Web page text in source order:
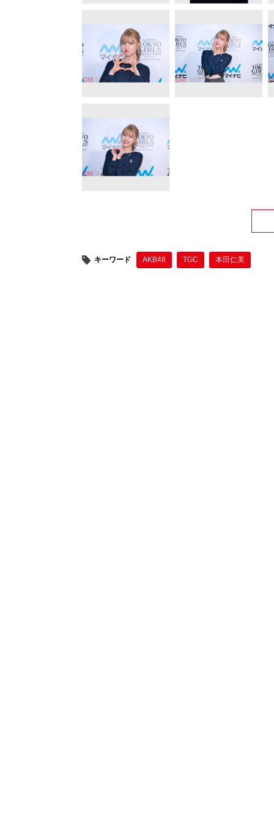
キーワード AKB48 TGC 本田仁美